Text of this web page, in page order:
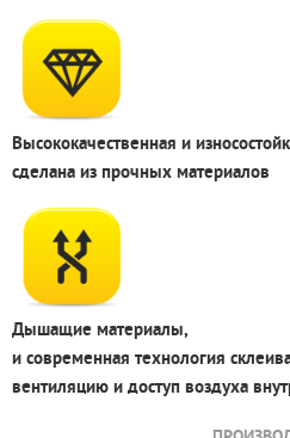
Высококачественная и
сделана из прочных материалов
Дышащие материалы,
и современная технология
вентиляцию и доступ воздуха